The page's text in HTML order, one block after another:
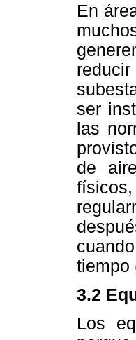
En
ser
las
de
tiempo
3.2
Los